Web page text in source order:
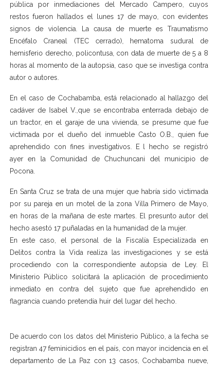
pública por inmediaciones del Mercado Campero, cuyos
restos fueron hallados el lunes 17 de mayo, con evidentes
signos de violencia. La causa de muerte es Traumatismo
Encéfalo Craneal (TEC cerrado), hematoma sudural de
hemisferio derecho, policontusa, con data de muerte de 5 a 8
horas al momento de la autopsia, caso que se investiga contra
autor o autores.
En el caso de Cochabamba, está relacionado al hallazgo del
cadáver de Isabel V.,que se encontraba enterrada debajo de
un tractor, en el garaje de una vivienda, se presume que fue
victimada por el dueño del inmueble Casto O.B., quien fue
aprehendido con fines investigativos. E l hecho se registró
ayer en la Comunidad de Chuchuncani del municipio de
Pocona.
En Santa Cruz se trata de una mujer que habría sido victimada
por su pareja en un motel de la zona Villa Primero de Mayo,
en horas de la mañana de este martes. El presunto autor del
hecho asestó 17 puñaladas en la humanidad de la mujer.
En este caso, el personal de la Fiscalía Especializada en
Delitos contra la Vida realiza las investigaciones y se está
procediendo con la correspondiente autopsia de Ley. El
Ministerio Público solicitará la aplicación de procedimiento
inmediato en contra del sujeto que fue aprehendido en
flagrancia cuando pretendía huir del lugar del hecho.
De acuerdo con los datos del Ministerio Público, a la fecha se
registran 47 feminicidios en el país, con mayor incidencia en el
departamento de La Paz con 13 casos, Cochabamba nueve,